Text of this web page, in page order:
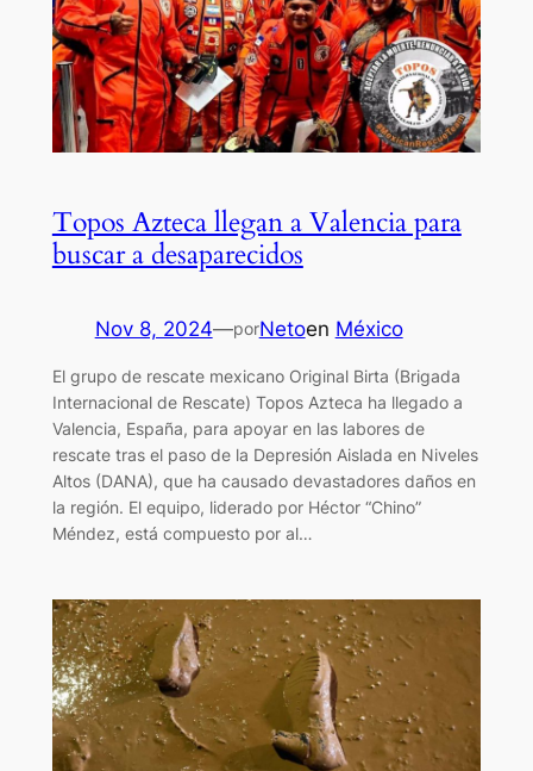
Topos Azteca llegan a Valencia para
buscar a desaparecidos
Nov 8, 2024—porNetoen México
El grupo de rescate mexicano Original Birta (Brigada
Internacional de Rescate) Topos Azteca ha llegado a
Valencia, España, para apoyar en las labores de
rescate tras el paso de la Depresión Aislada en Niveles
Altos (DANA), que ha causado devastadores daños en
la región. El equipo, liderado por Héctor “Chino”
Méndez, está compuesto por al…